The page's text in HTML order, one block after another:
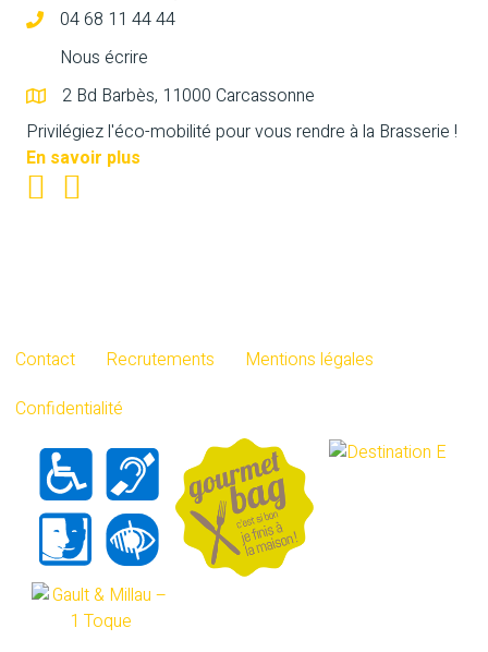
04 68 11 44 44
Nous écrire
2 Bd Barbès, 11000 Carcassonne
Privilégiez l'éco-mobilité pour vous rendre à la Brasserie !
En savoir plus
Contact Recrutements
Mentions légales
Confidentialité